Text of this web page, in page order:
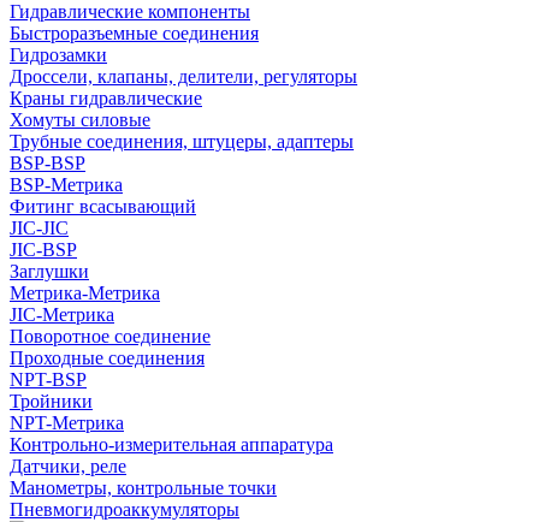
Гидравлические компоненты
Быстроразъемные соединения
Гидрозамки
Дроссели, клапаны, делители, регуляторы
Краны гидравлические
Хомуты силовые
Трубные соединения, штуцеры, адаптеры
BSP-BSP
BSP-Метрика
Фитинг всасывающий
JIC-JIC
JIC-BSP
Заглушки
Метрика-Метрика
JIC-Метрика
Поворотное соединение
Проходные соединения
NPT-BSP
Тройники
NPT-Метрика
Контрольно-измерительная аппаратура
Датчики, реле
Манометры, контрольные точки
Пневмогидроаккумуляторы